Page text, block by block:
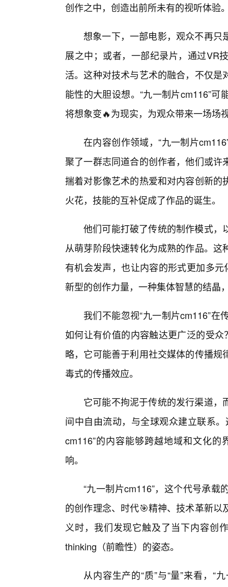
创作之中，创造出前所未有的视听体验
想象一下，一部电影，观众不再只
展之中；或者，一部纪录片，通过VR
活。这种对技术与艺术的融合，不仅
能性的大胆设想。“九一制片cm116”
将想象变🔥为现实，为观众带来一场场
在内容创作领域，“九一制片
聚了一群志同道合的创作者，他们或
揣着对影像艺术的热爱和对内容创新
火花，技能的互补促成了作品的诞生。
他们可能打破了传统的制作模式，
从萌芽阶段快速转化为成熟的作品。
有机会发声，也让内容的形式更加多
新型的创作力量，一种集体智慧的结晶
我们不能忽视“九一制片cm116”
如何让有价值的内容触达更广泛的受
略，它可能善于利用社交媒体的传播
毒式的传播效应。
它可能不拘泥于传统的发行渠道
间中自由流动，与全球观众建立联系
cm116”的内容能够跨越地域和文化
响。
“九一制片cm116”，这个代号承
的创作理念、时代🎯精神、技术革新
义时，我们发现它触及了当下内容创
thinking（前瞻性）的姿态。
从内容生产的“质”与“量”来看，“